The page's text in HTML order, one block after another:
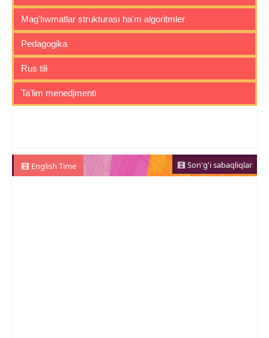
Mag'lıwmatlar strukturası ha'm algoritmler
Pedagogika
Rus tili
Ta'lim menedjmenti
English Time Son'g'i sabaqliqlar